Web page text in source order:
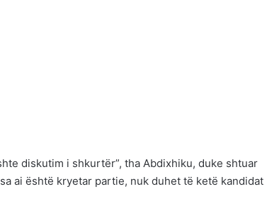
diskutim i shkurtër”, tha Abdixhiku, duke shtuar
ai është kryetar partie, nuk duhet të ketë kandidat